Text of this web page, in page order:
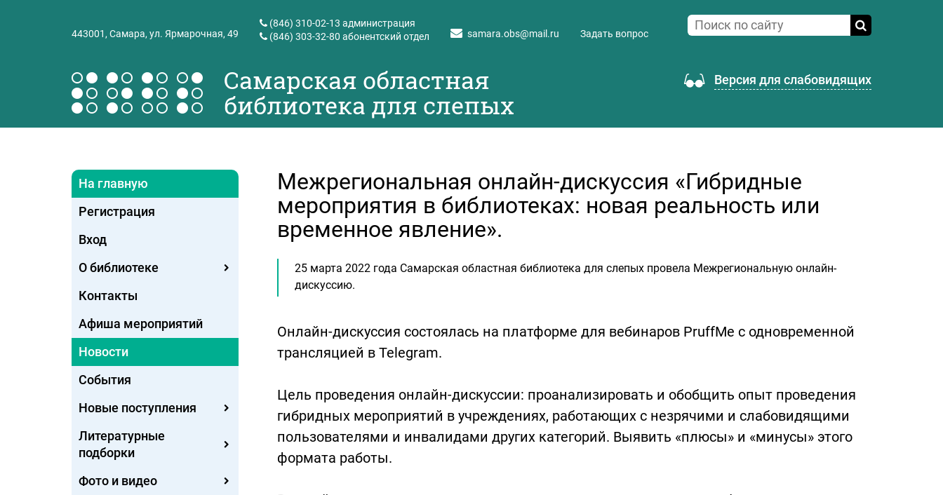
443001, Самара, ул. Ярмарочная, 49
(846) 310-02-13 администрация
(846) 303-32-80 абонентский отдел samara.obs@mail.ru Задать вопрос
Самарская областная
библиотека для слепых
Версия для слабовидящих
На главную
Регистрация
Вход
О библиотеке
Контакты
Афиша мероприятий
Новости
События
Новые поступления
Литературные
подборки
Фото и видео
Межрегиональная онлайн-дискуссия «Гибридные
мероприятия в библиотеках: новая реальность или
временное явление».
25 марта 2022 года Самарская областная библиотека для слепых провела Межрегиональную онлайн-
дискуссию.
Онлайн-дискуссия состоялась на платформе для вебинаров PruffMe с одновременной
трансляцией в Telegram.
Цель проведения онлайн-дискуссии: проанализировать и обобщить опыт проведения
гибридных мероприятий в учреждениях, работающих с незрячими и слабовидящими
пользователями и инвалидами других категорий. Выявить «плюсы» и «минусы» этого
формата работы.